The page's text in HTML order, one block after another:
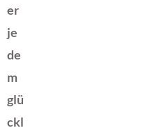
er
je
de
m
glü
ckl